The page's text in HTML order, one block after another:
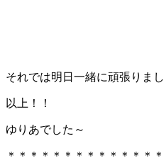
それでは明日一緒に頑張りま
以上！！
ゆりあでした～
＊＊＊＊＊＊＊＊＊＊＊＊＊